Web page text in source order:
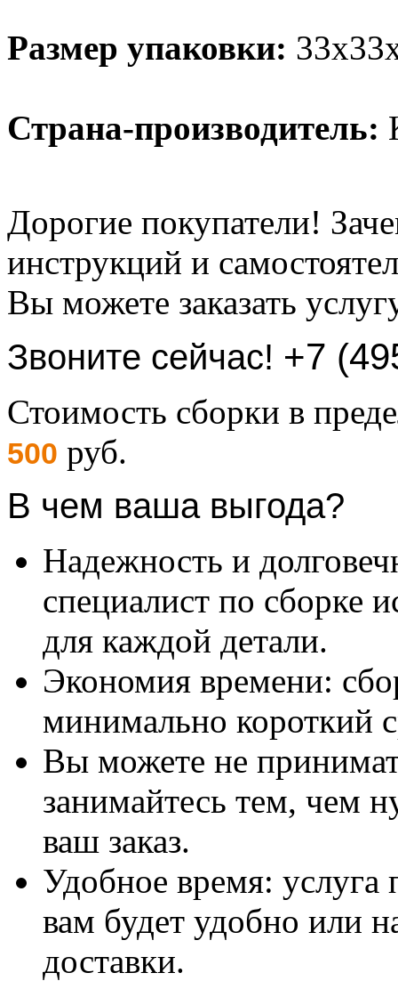
Размер упаковки:
Страна-производитель:
Дорогие покупатели!
инструкций и
Вы можете заказать
Звоните сейчас! +7
Стоимость сборки в
500 руб.
В чем ваша выгода?
Надежность и
специалист по сборке
для каждой детали.
Экономия времени:
минимально короткий
Вы можете не
занимайтесь тем, чем
ваш заказ.
Удобное время: услуга
вам будет удобно или
доставки.